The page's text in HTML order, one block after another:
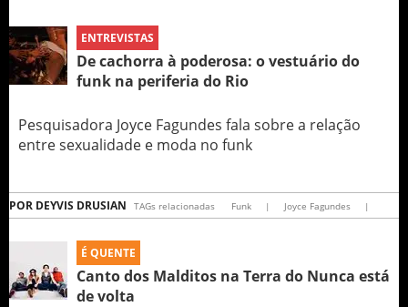
ENTREVISTAS
De cachorra à poderosa: o vestuário do
funk na periferia do Rio
Pesquisadora Joyce Fagundes fala sobre a relação
entre sexualidade e moda no funk
POR DEYVIS DRUSIAN TAGs relacionadas Funk | Joyce Fagundes |
É QUENTE
Canto dos Malditos na Terra do Nunca está
de volta